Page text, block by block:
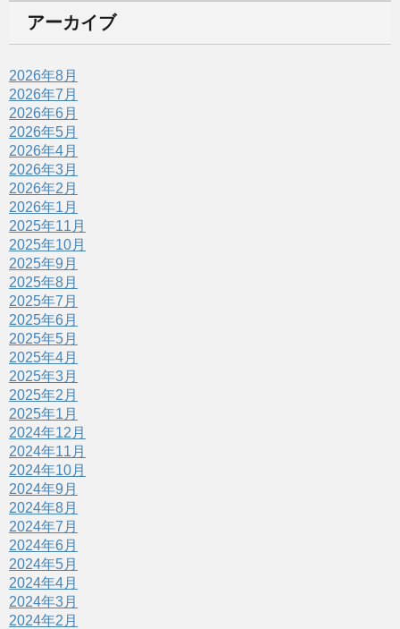
アーカイブ
2026年8月
2026年7月
2026年6月
2026年5月
2026年4月
2026年3月
2026年2月
2026年1月
2025年11月
2025年10月
2025年9月
2025年8月
2025年7月
2025年6月
2025年5月
2025年4月
2025年3月
2025年2月
2025年1月
2024年12月
2024年11月
2024年10月
2024年9月
2024年8月
2024年7月
2024年6月
2024年5月
2024年4月
2024年3月
2024年2月